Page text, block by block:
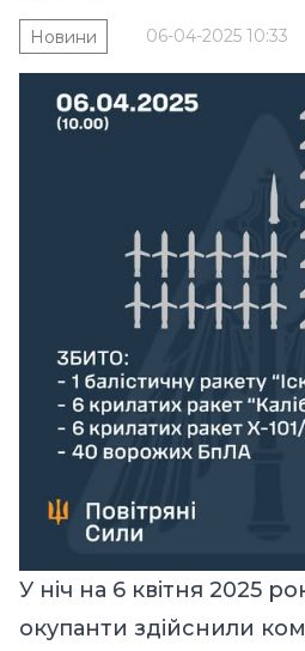
06-04-2025 10:33
Новини
У ніч на 6 квітня 2025
окупанти здійснили